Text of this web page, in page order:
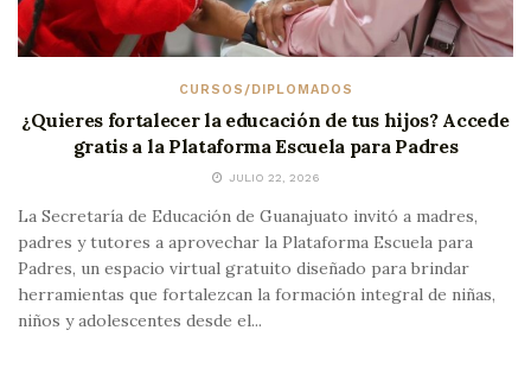
CURSOS/DIPLOMADOS
¿Quieres fortalecer la educación de tus hijos? Accede
gratis a la Plataforma Escuela para Padres
JULIO 22, 2026
La Secretaría de Educación de Guanajuato invitó a madres,
padres y tutores a aprovechar la Plataforma Escuela para
Padres, un espacio virtual gratuito diseñado para brindar
herramientas que fortalezcan la formación integral de niñas,
niños y adolescentes desde el...